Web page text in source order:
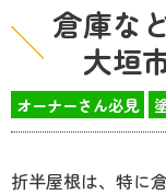
倉庫な
大垣
オーナーさん必見
折半屋根は、特に